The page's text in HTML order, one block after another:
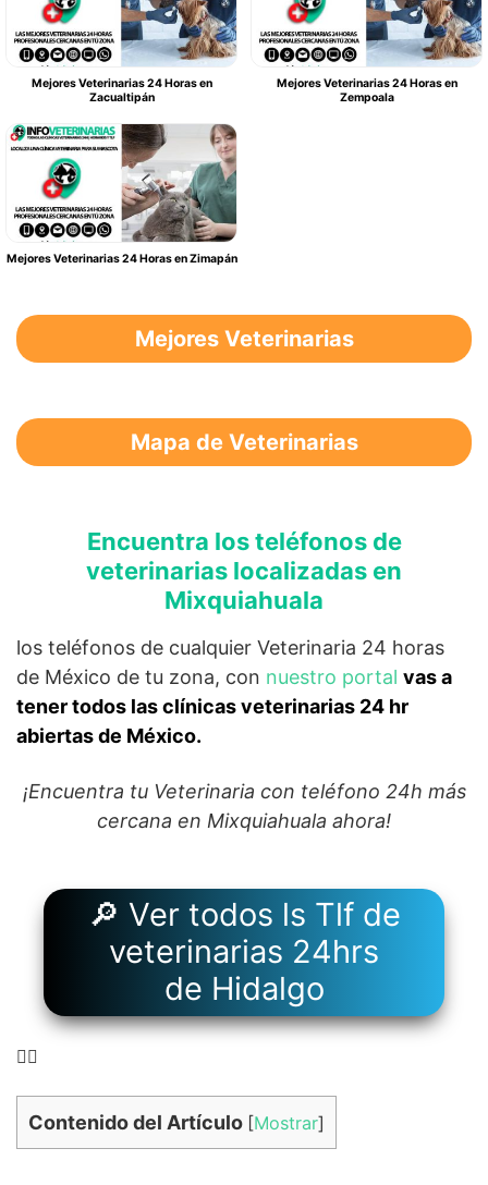
Mejores Veterinarias 24 Horas en
Zacualtipán
Mejores Veterinarias 24 Horas en
Zempoala
Mejores Veterinarias 24 Horas en Zimapán
Mejores Veterinarias
Mapa de Veterinarias
Encuentra los teléfonos de
veterinarias localizadas en
Mixquiahuala
los teléfonos de cualquier Veterinaria 24 horas
de México de tu zona, con nuestro portal vas a
tener todos las clínicas veterinarias 24 hr
abiertas de México.
¡Encuentra tu Veterinaria con teléfono 24h más
cercana en Mixquiahuala ahora!
🔎 Ver todos ls Tlf de
veterinarias 24hrs
de Hidalgo
👉🏻
Contenido del Artículo [Mostrar]